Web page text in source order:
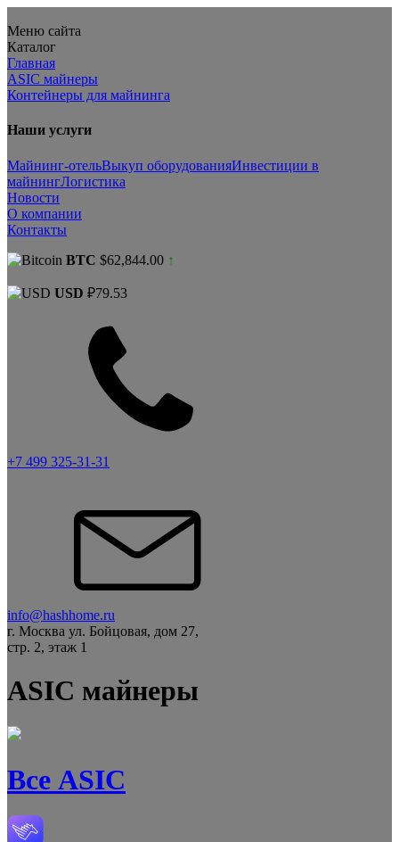
Меню сайта
Каталог
Главная
ASIC майнеры
Контейнеры для майнинга
Наши услуги
Майнинг-отельВыкуп оборудованияИнвестиции в
майнингЛогистика
Новости
О компании
Контакты
BTC $62,844.00 ↑
USD ₽79.53
+7 499 325-31-31
info@hashhome.ru
г. Москва ул. Бойцовая, дом 27,
стр. 2, этаж 1
ASIC майнеры
Все ASIC